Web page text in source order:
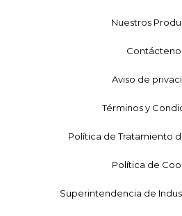
Nuestros
Aviso de
Términos y
Política de Tratamiento
Política de
Superintendencia de